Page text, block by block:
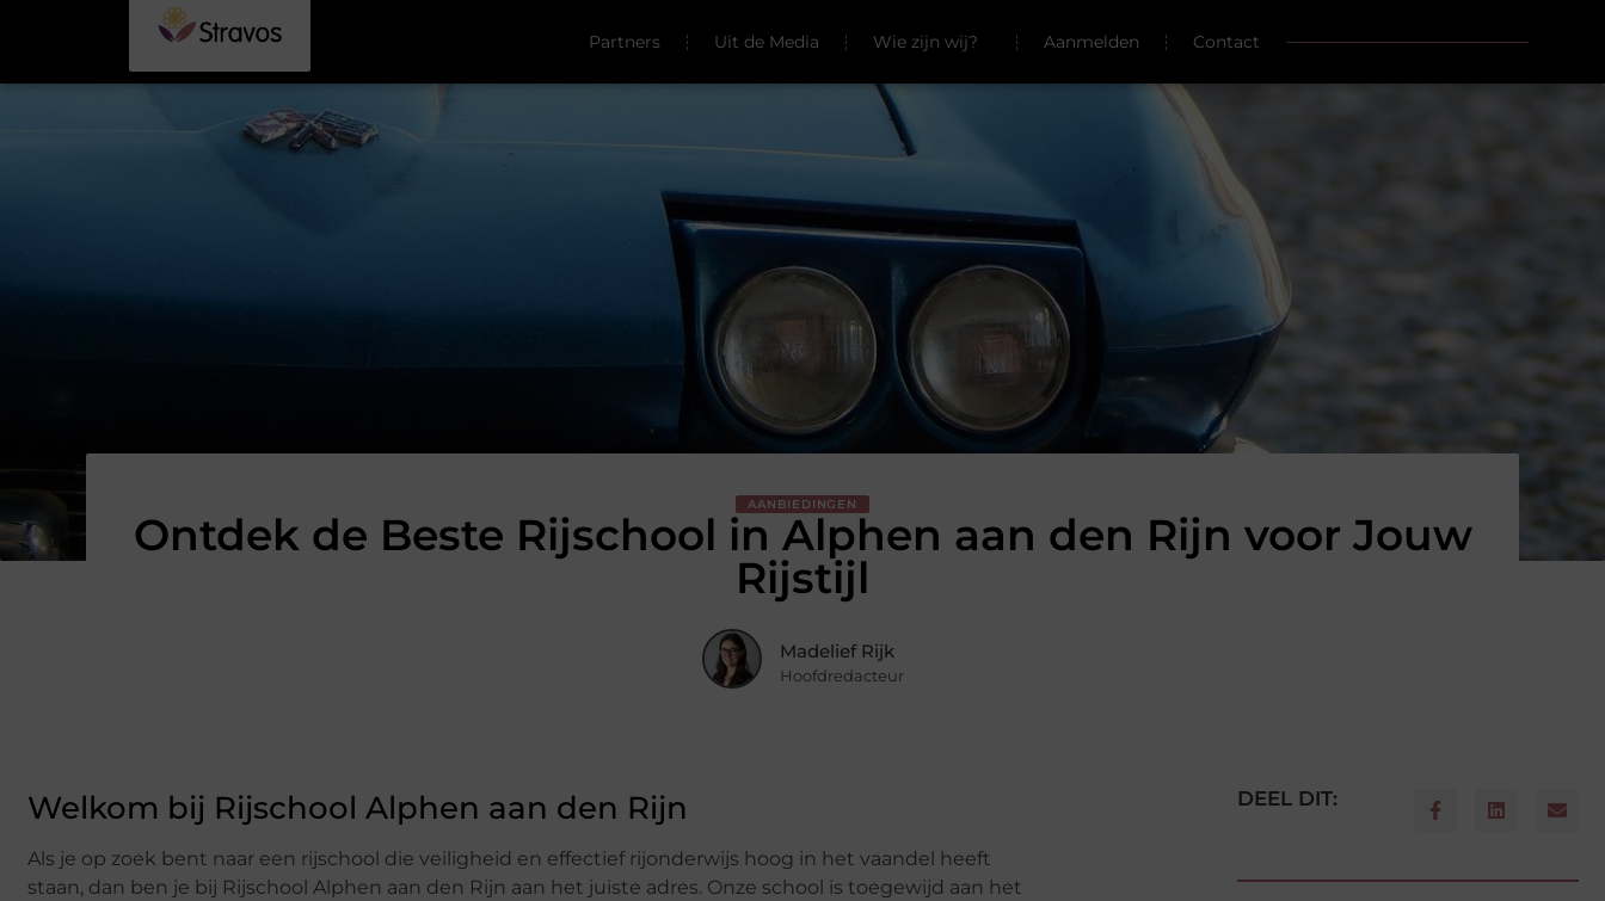
Partners Uit de Media Wie zijn wij? Aanmelden Contact
AANBIEDINGEN
Ontdek de Beste Rijschool in Alphen aan den Rijn voor Jouw
Rijstijl
Madelief Rijk
Hoofdredacteur
Welkom bij Rijschool Alphen aan den Rijn
Als je op zoek bent naar een rijschool die veiligheid en effectief rijonderwijs hoog in het vaandel heeft
staan, dan ben je bij Rijschool Alphen aan den Rijn aan het juiste adres. Onze school is toegewijd aan het
DEEL DIT: